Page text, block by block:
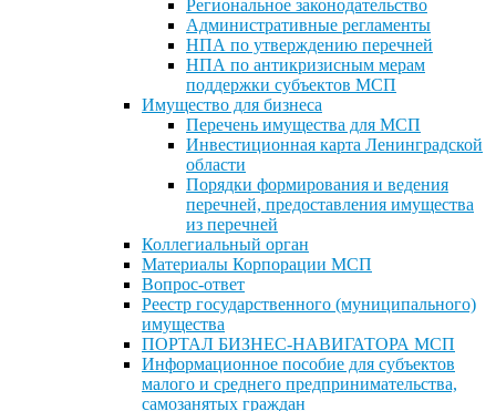
Региональное законодательство
Административные регламенты
НПА по утверждению перечней
НПА по антикризисным мерам
поддержки субъектов МСП
Имущество для бизнеса
Перечень имущества для МСП
Инвестиционная карта Ленинградской
области
Порядки формирования и ведения
перечней, предоставления имущества
из перечней
Коллегиальный орган
Материалы Корпорации МСП
Вопрос-ответ
Реестр государственного (муниципального)
имущества
ПОРТАЛ БИЗНЕС-НАВИГАТОРА МСП
Информационное пособие для субъектов
малого и среднего предпринимательства,
самозанятых граждан